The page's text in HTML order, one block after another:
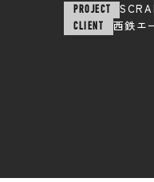
PROJECT
CLIENT 西鉄エ